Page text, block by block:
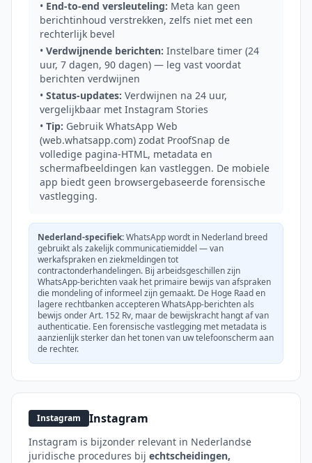
• End-to-end versleuteling: Meta kan geen
berichtinhoud verstrekken, zelfs niet met een
rechterlijk bevel
• Verdwijnende berichten: Instelbare timer (24
uur, 7 dagen, 90 dagen) — leg vast voordat
berichten verdwijnen
• Status-updates: Verdwijnen na 24 uur,
vergelijkbaar met Instagram Stories
• Tip: Gebruik WhatsApp Web
(web.whatsapp.com) zodat ProofSnap de
volledige pagina-HTML, metadata en
schermafbeeldingen kan vastleggen. De mobiele
app biedt geen browsergebaseerde forensische
vastlegging.
Nederland-specifiek:WhatsApp wordt in Nederland breed
gebruikt als zakelijk communicatiemiddel — van
werkafspraken en ziekmeldingen tot
contractonderhandelingen. Bij arbeidsgeschillen zijn
WhatsApp-berichten vaak het primaire bewijs van afspraken
die mondeling of informeel zijn gemaakt. De Hoge Raad en
lagere rechtbanken accepteren WhatsApp-berichten als
bewijs onder Art. 152 Rv, maar de bewijskracht hangt af van
authenticatie. Een forensische vastlegging met metadata is
aanzienlijk sterker dan het tonen van uw telefoonscherm aan
de rechter.
Instagram Instagram
Instagram is bijzonder relevant in Nederlandse
juridische procedures bij echtscheidingen,